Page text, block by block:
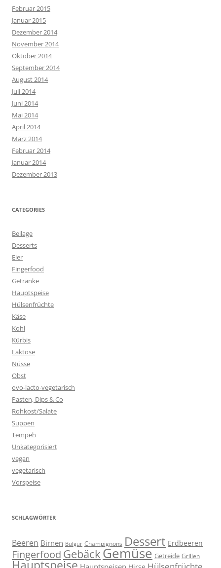
Februar 2015
Januar 2015
Dezember 2014
November 2014
Oktober 2014
September 2014
August 2014
Juli 2014
Juni 2014
Mai 2014
April 2014
März 2014
Februar 2014
Januar 2014
Dezember 2013
CATEGORIES
Beilage
Desserts
Eier
Fingerfood
Getränke
Hauptspeise
Hülsenfrüchte
Käse
Kohl
Kürbis
Laktose
Nüsse
Obst
ovo-lacto-vegetarisch
Pasten, Dips & Co
Rohkost/Salate
Suppen
Tempeh
Unkategorisiert
vegan
vegetarisch
Vorspeise
SCHLAGWÖRTER
Beeren Birnen Bulgur Champignons Dessert Erdbeeren
Fingerfood Gebäck Gemüse Getreide Grillen